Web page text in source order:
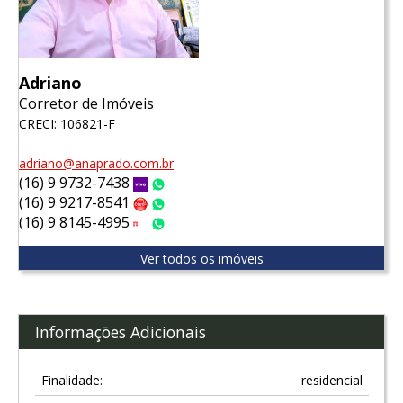
Adriano
Corretor de Imóveis
CRECI: 106821-F
adriano@anaprado.com.br
(16) 9 9732-7438 Vivo
(16) 9 9217-8541 Claro
(16) 9 8145-4995 Tim
Ver todos os imóveis
Informações Adicionais
Finalidade: residencial